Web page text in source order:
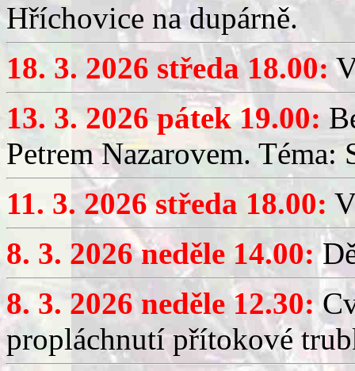
Hříchovice na dupárně.
18. 3. 2026 středa 18.00:
13. 3. 2026 pátek 19.00:
Petrem Nazarovem. Téma:
11. 3. 2026 středa 18.00:
8. 3. 2026 neděle 14.00:
8. 3. 2026 neděle 12.30:
propláchnutí přítokové